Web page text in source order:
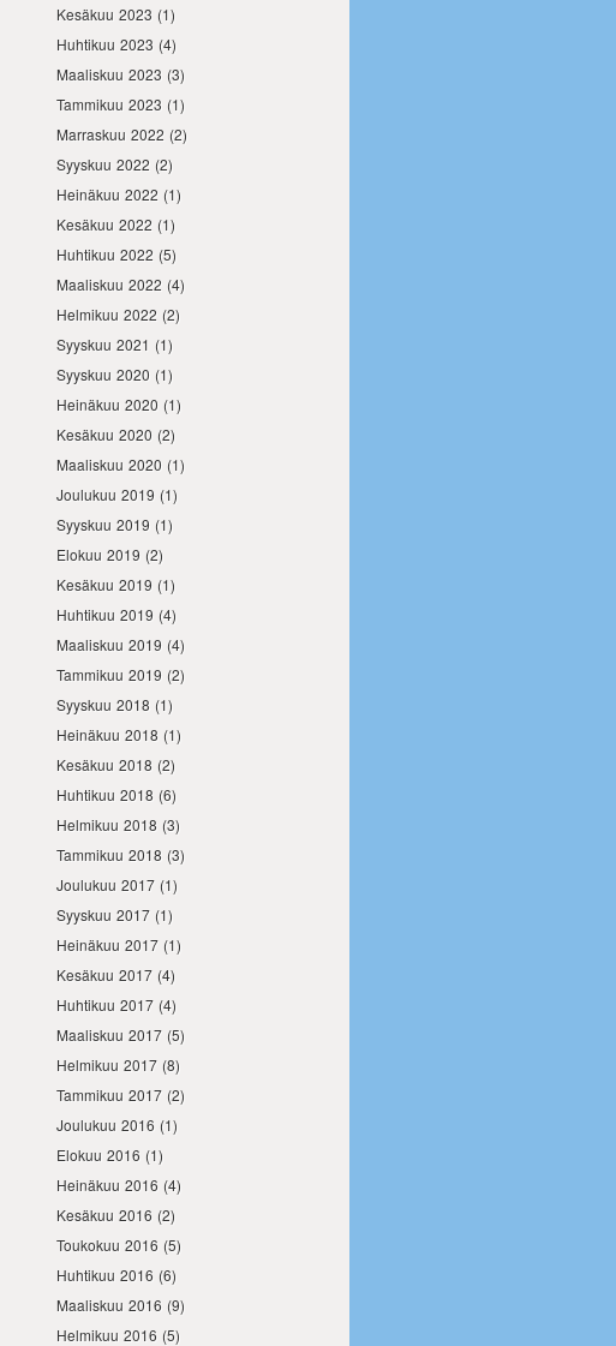
Kesäkuu 2023 (1)
Huhtikuu 2023 (4)
Maaliskuu 2023 (3)
Tammikuu 2023 (1)
Marraskuu 2022 (2)
Syyskuu 2022 (2)
Heinäkuu 2022 (1)
Kesäkuu 2022 (1)
Huhtikuu 2022 (5)
Maaliskuu 2022 (4)
Helmikuu 2022 (2)
Syyskuu 2021 (1)
Syyskuu 2020 (1)
Heinäkuu 2020 (1)
Kesäkuu 2020 (2)
Maaliskuu 2020 (1)
Joulukuu 2019 (1)
Syyskuu 2019 (1)
Elokuu 2019 (2)
Kesäkuu 2019 (1)
Huhtikuu 2019 (4)
Maaliskuu 2019 (4)
Tammikuu 2019 (2)
Syyskuu 2018 (1)
Heinäkuu 2018 (1)
Kesäkuu 2018 (2)
Huhtikuu 2018 (6)
Helmikuu 2018 (3)
Tammikuu 2018 (3)
Joulukuu 2017 (1)
Syyskuu 2017 (1)
Heinäkuu 2017 (1)
Kesäkuu 2017 (4)
Huhtikuu 2017 (4)
Maaliskuu 2017 (5)
Helmikuu 2017 (8)
Tammikuu 2017 (2)
Joulukuu 2016 (1)
Elokuu 2016 (1)
Heinäkuu 2016 (4)
Kesäkuu 2016 (2)
Toukokuu 2016 (5)
Huhtikuu 2016 (6)
Maaliskuu 2016 (9)
Helmikuu 2016 (5)